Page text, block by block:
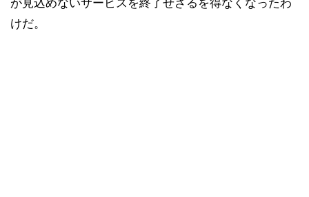
が見込めないサービスを終了せざるを得なくなったわ
けだ。